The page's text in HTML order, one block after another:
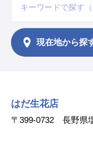
現在地から探
はだ生花店
〒399-0732 長野県